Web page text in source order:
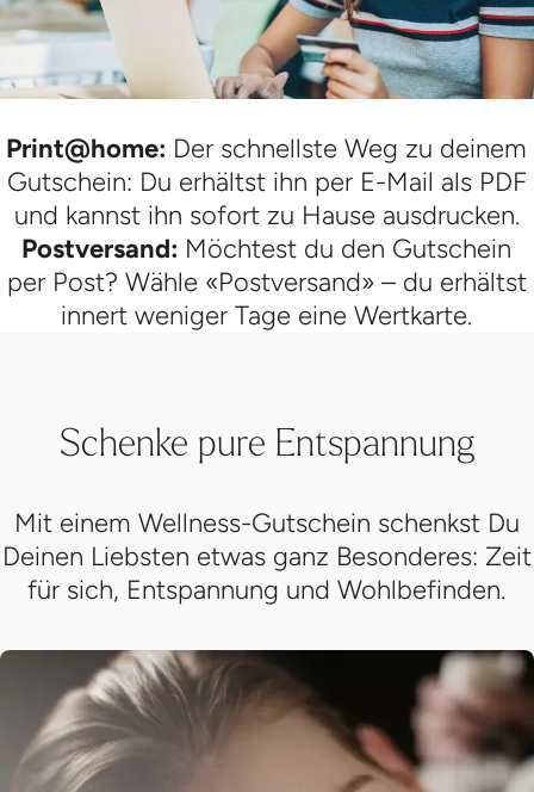
Print@home: Der schnellste Weg zu deinem
Gutschein: Du erhältst ihn per E-Mail als PDF
und kannst ihn sofort zu Hause ausdrucken.
Postversand: Möchtest du den Gutschein
per Post? Wähle «Postversand» – du erhältst
innert weniger Tage eine Wertkarte.
Schenke pure Entspannung
Mit einem Wellness-Gutschein schenkst Du
Deinen Liebsten etwas ganz Besonderes: Zeit
für sich, Entspannung und Wohlbefinden.